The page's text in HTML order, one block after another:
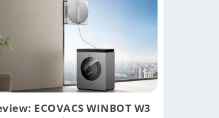
ECOVACS WINBOT W3